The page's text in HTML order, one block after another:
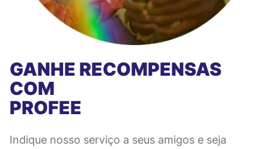
GANHE RECOMPENSAS
COM
PROFEE
Indique nosso serviço a seus amigos e seja